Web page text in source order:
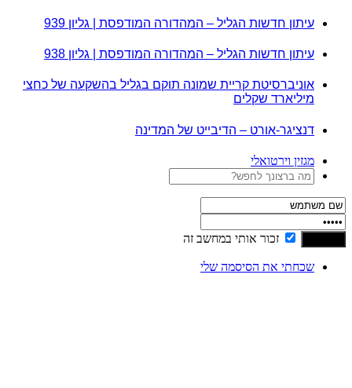
עיתון חדשות הגליל – המהדורה המודפסת | גליון 939
עיתון חדשות הגליל – המהדורה המודפסת | גליון 938
אוניברסיטת קריית שמונה תוקם בגליל בהשקעה של כחצי
מיליארד שקלים
דנציגר-אורט – הדיבייט של המדינה
מגזין וירטואלי
זכור אותי במחשב זה
שכחתי את הסיסמה שלי